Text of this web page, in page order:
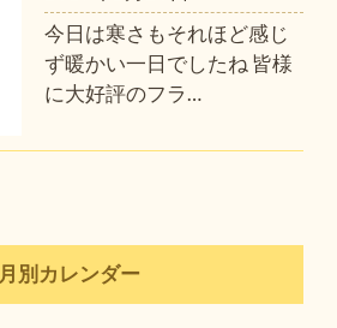
今日は寒さもそれほど感じ
ず暖かい一日でしたね 皆様
に大好評のフラ…
月別カレンダー